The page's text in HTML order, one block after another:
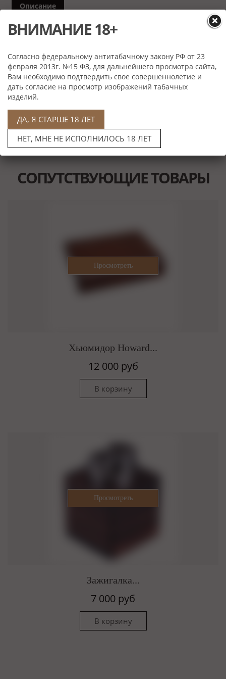
Описание
Настольный набор сигарных аксессуаров
Miller, состоящий из трех предметов:хьюмидора
для хранения сигар, элегантной пепельницыи
зажигалки. Идеальный подарок для любого
ценителя сигар. Подробную информацию о каждом
стоимости вы можете найти в соответствующей
карточке этого товара на нашем сайте.
СОПУТСТВУЮЩИЕ ТОВАРЫ
Хьюмидор Howard...
12 000 руб
Зажигалка...
7 000 руб
ВНИМАНИЕ 18+
Согласно федеральному антитабачному закону РФ от 23
февраля 2013г. №15 ФЗ, для дальнейшего просмотра сайта,
Вам необходимо подтвердить свое совершеннолетие и
дать согласие на просмотр изображений табачных
изделий.
ДА, Я СТАРШЕ 18 ЛЕТ
НЕТ, МНЕ НЕ ИСПОЛНИЛОСЬ 18 ЛЕТ